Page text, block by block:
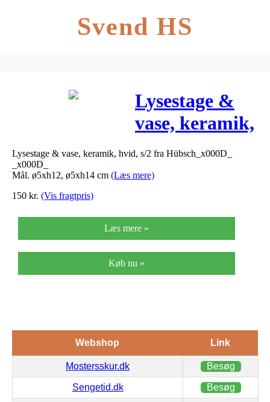
Svend HS
Lysestage &
vase, keramik,
hvid (2stk) –
Flere
Lysestage & vase, keramik, hvid, s/2 fra Hübsch_x000D_
_x000D_
Mål. ø5xh12, ø5xh14 cm (Læs mere)
150 kr. (Vis fragtpris)
Læs mere »
Køb nu »
Webshop Link
Mostersskur.dk Besøg
Sengetid.dk Besøg